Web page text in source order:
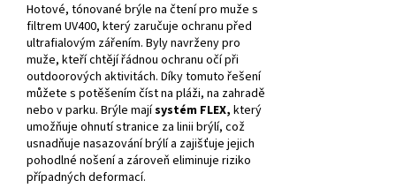
Hotové, tónované brýle na čtení pro muže s
filtrem UV400, který zaručuje ochranu před
ultrafialovým zářením. Byly navrženy pro
muže, kteří chtějí řádnou ochranu očí při
outdoorových aktivitách. Díky tomuto řešení
můžete s potěšením číst na pláži, na zahradě
nebo v parku. Brýle majísystém FLEX, který
umožňuje ohnutí stranice za linii brýlí, což
usnadňuje nasazování brýlí a zajišťuje jejich
pohodlné nošení a zároveň eliminuje riziko
případných deformací.